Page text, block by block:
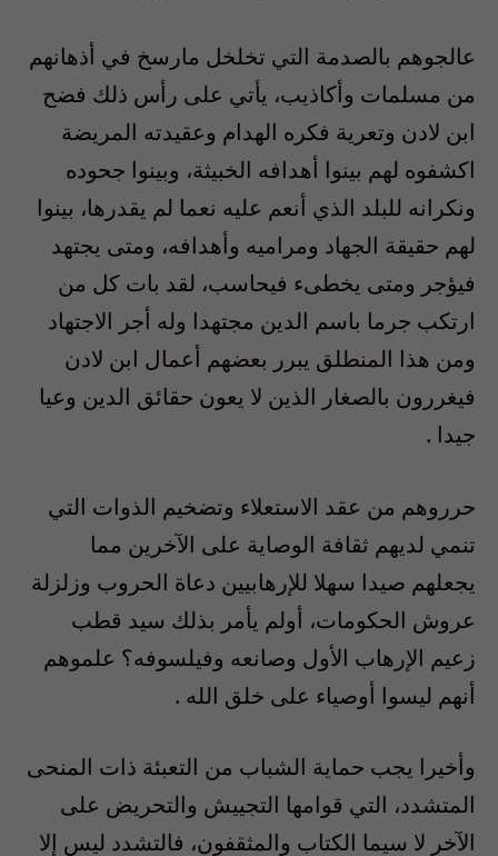
عالجوهم بالصدمة التي تخلخل مارسخ في أذهانهم
من مسلمات وأكاذيب، يأتي على رأس ذلك فضح
ابن لادن وتعرية فكره الهدام وعقيدته المريضة
اكشفوه لهم بينوا أهدافه الخبيثة، وبينوا جحوده
ونكرانه للبلد الذي أنعم عليه نعما لم يقدرها، بينوا
لهم حقيقة الجهاد ومراميه وأهدافه، ومتى يجتهد
فيؤجر ومتى يخطىء فيحاسب، لقد بات كل من
ارتكب جرما باسم الدين مجتهدا وله أجر الاجتهاد
ومن هذا المنطلق يبرر بعضهم أعمال ابن لادن
فيغررون بالصغار الذين لا يعون حقائق الدين وعيا
جيدا .
حرروهم من عقد الاستعلاء وتضخيم الذوات التي
تنمي لديهم ثقافة الوصاية على الآخرين مما
يجعلهم صيدا سهلا للإرهابيين دعاة الحروب وزلزلة
عروش الحكومات، أولم يأمر بذلك سيد قطب
زعيم الإرهاب الأول وصانعه وفيلسوفه؟ علموهم
أنهم ليسوا أوصياء على خلق الله .
وأخيرا يجب حماية الشباب من التعبئة ذات المنحى
المتشدد، التي قوامها التجييش والتحريض على
الآخر لا سيما الكتاب والمثقفون، فالتشدد ليس إلا